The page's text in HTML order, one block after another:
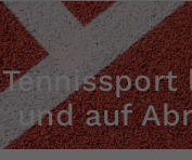
Tennissport
und auf